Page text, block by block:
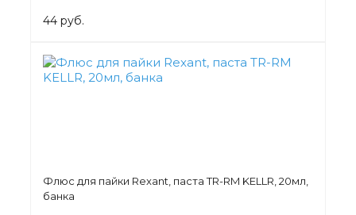
44 руб.
Флюс для пайки Rexant, паста TR-RM KELLR, 20мл,
банка